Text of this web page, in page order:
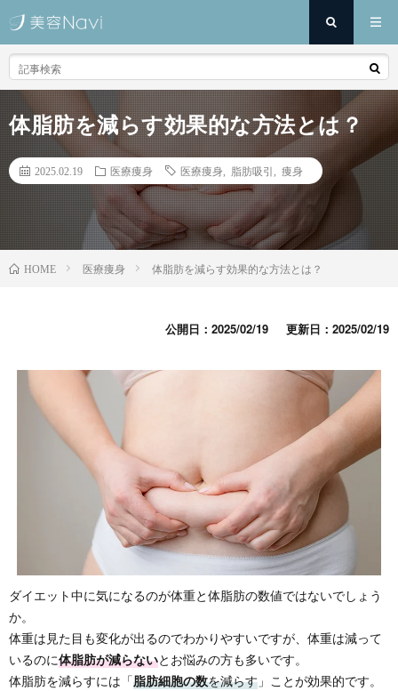
体脂肪を減らす効果的な方法とは？
2025.02.19 医療痩身 医療痩身 脂肪吸引 痩身
HOME 医療痩身 体脂肪を減らす効果的な方法とは？
公開日：2025/02/19 更新日：2025/02/19
ダイエット中に気になるのが体重と体脂肪の数値ではないでしょう
か。
体重は見た目も変化が出るのでわかりやすいですが、体重は減って
いるのに体脂肪が減らないとお悩みの方も多いです。
体脂肪を減らすには「脂肪細胞の数を減らす 」ことが効果的です。